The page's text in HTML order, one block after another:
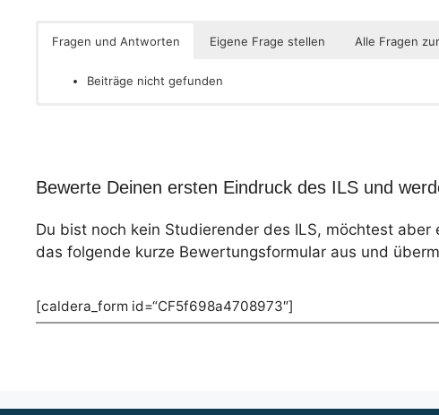
Fragen und Antworten Eigene Frage stellen Alle Fragen
Beiträge nicht gefunden
Bewerte Deinen ersten Eindruck des ILS und
Du bist noch kein Studierender des ILS, möchtest
das folgende kurze Bewertungsformular aus und
[caldera_form id=“CF5f698a4708973″]